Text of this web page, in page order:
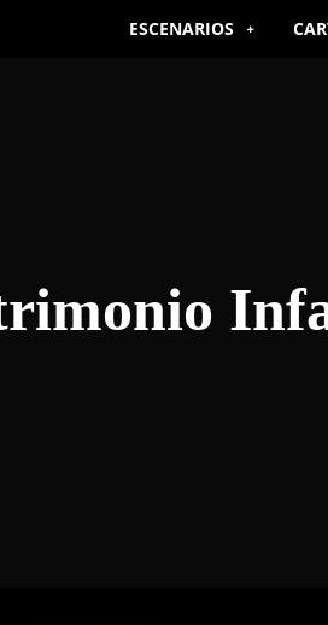
ESCENARIOS